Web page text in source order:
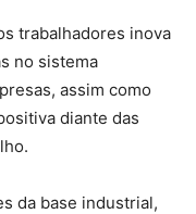
trabalhadores inova
no sistema
assim como
diante das
da base industrial,